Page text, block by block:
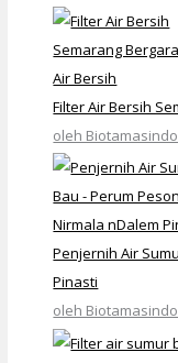
Filter Air Bersih
oleh Biotamasindo
Penjernih Air
Pinasti
oleh Biotamasindo